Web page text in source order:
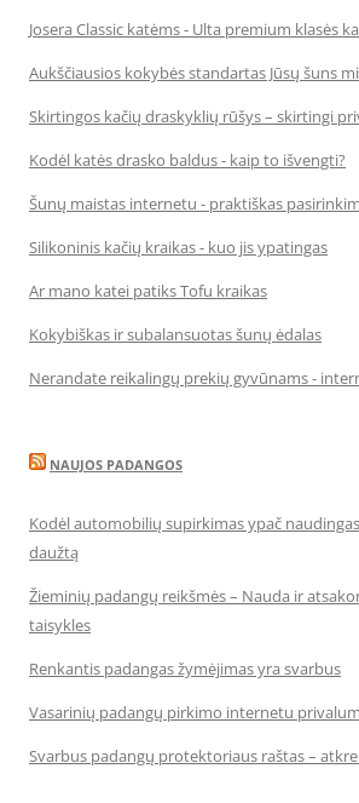
Josera Classic katėms - Ulta premium klasės
Aukščiausios kokybės standartas Jūsų šuns
Skirtingos kačių draskyklių rūšys – skirtingi
Kodėl katės drasko baldus - kaip to išvengti?
Šunų maistas internetu - praktiškas
Silikoninis kačių kraikas - kuo jis ypatingas
Ar mano katei patiks Tofu kraikas
Kokybiškas ir subalansuotas šunų ėdalas
Nerandate reikalingų prekių gyvūnams -
NAUJOS PADANGOS
Kodėl automobilių supirkimas ypač
daužtą
Žieminių padangų reikšmės – Nauda ir
taisykles
Renkantis padangas žymėjimas yra svarbus
Vasarinių padangų pirkimo internetu
Svarbus padangų protektoriaus raštas –